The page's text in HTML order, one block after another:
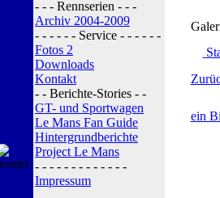
- - - Rennserien - - -
Archiv 2004-2009
- - - - - - Service - - - - - -
Fotos 2
Downloads
Kontakt
- - Berichte-Stories - -
GT- und Sportwagen
Le Mans Fan Guide
Hintergrundberichte
Project Le Mans
- - - - - - - - - - - - -
Impressum
ein